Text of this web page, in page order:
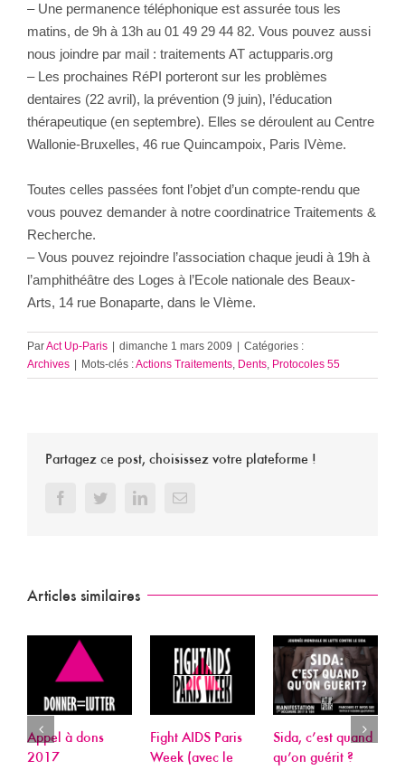
– Une permanence téléphonique est assurée tous les
matins, de 9h à 13h au 01 49 29 44 82. Vous pouvez aussi
nous joindre par mail : traitements AT actupparis.org
– Les prochaines RéPI porteront sur les problèmes
dentaires (22 avril), la prévention (9 juin), l’éducation
thérapeutique (en septembre). Elles se déroulent au Centre
Wallonie-Bruxelles, 46 rue Quincampoix, Paris IVème.
Toutes celles passées font l’objet d’un compte-rendu que
vous pouvez demander à notre coordinatrice Traitements &
Recherche.
– Vous pouvez rejoindre l’association chaque jeudi à 19h à
l’amphithéâtre des Loges à l’Ecole nationale des Beaux-
Arts, 14 rue Bonaparte, dans le VIème.
ParAct Up-Paris | dimanche 1 mars 2009 | Catégories :
Archives | Mots-clés :Actions Traitements Dents Protocoles 55
Partagez ce post, choisissez votre plateforme !
FacebookTwitterLinkedInEmail
Articles similaires
Appel à dons
2017
Fight AIDS Paris
Week (avec le
Sida, c’est quand
qu’on guérit ?